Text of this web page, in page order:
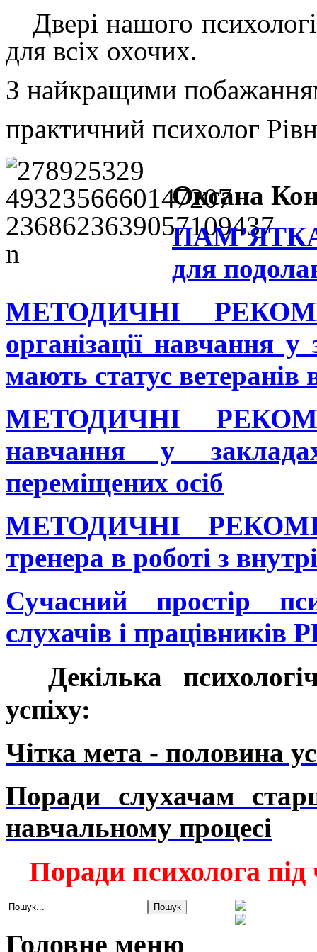
Двері нашого
для всіх охочих.
З найкращими
практичний психолог
Оксана
для
МЕТОДИЧНІ
організації навчання
мають статус ветеранів
МЕТОДИЧНІ
навчання у
переміщених осіб
МЕТОДИЧНІ
тренера в роботі з
Сучасний простір
слухачів і
Декілька
успіху:
Чітка мета - половина
Поради слухачам
навчальному процесі
Поради психолога під
Головне меню